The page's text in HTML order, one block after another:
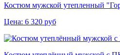
Костюм мужской утепленный
Цена: 6 320 руб